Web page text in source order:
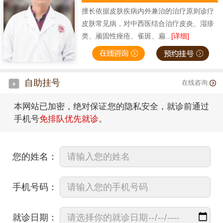
擅长依据皮肤疾病内外兼治的治疗原则诊疗
皮肤常见病，对中西医结合治疗皮炎、湿疹
类、顽固性痤疮、雀斑、扁...[详细]
自助挂号 在线咨询
本网站已加密，绝对保证您的隐私安全，就诊前通过
手机号免排队优先就诊。
您的姓名：
手机号码：
就诊日期：